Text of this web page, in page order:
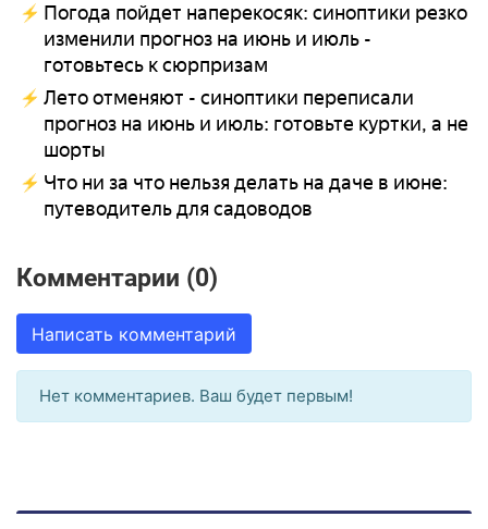
Погода пойдет наперекосяк: синоптики резко
изменили прогноз на июнь и июль -
готовьтесь к сюрпризам
Лето отменяют - синоптики переписали
прогноз на июнь и июль: готовьте куртки, а не
шорты
Что ни за что нельзя делать на даче в июне:
путеводитель для садоводов
Комментарии (0)
Написать комментарий
Нет комментариев. Ваш будет первым!